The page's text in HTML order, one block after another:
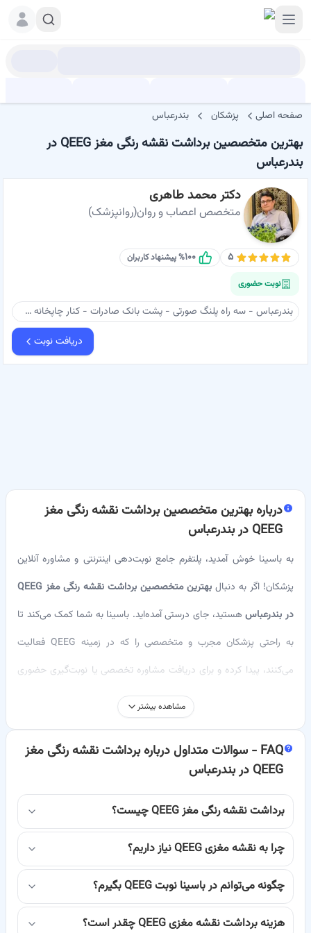
صفحه اصلی پزشکان بندرعباس
بهترین متخصصین برداشت نقشه رنگی مغز QEEG در
بندرعباس
دکتر محمد طاهری
متخصص اعصاب و روان(روانپزشک)
۵ ۱۰۰% پیشنهاد کاربران
نوبت حضوری
بندرعباس - سه راه پلنگ صورتی - پشت بانک صادرات - کنار چاپخانه سپاهان - مطب دکتر محمد طاهری
دریافت نوبت
دربارهبهترین متخصصین برداشت نقشه رنگی مغز
QEEG در بندرعباس
به باسینا خوش آمدید، پلتفرم جامع نوبت‌دهی اینترنتی و مشاوره آنلاین
پزشکان! اگر به دنبال
بهترین متخصصین برداشت نقشه رنگی مغز QEEG
در بندرعباسهستید، جای درستی آمده‌اید. باسینا به شما کمک می‌کند تا
به راحتی پزشکان مجرب و متخصصی را که در زمینه QEEG فعالیت
می‌کنند، پیدا کرده و برای دریافت مشاوره تخصصی یا نوبت‌گیری حضوری
اقدام نمایید. برداشت نقشه رنگی مغز QEEG یک روش پیشرفته تشخیصی
است که اطلاعات ارزشمندی در مورد فعالیت‌های الکتریکی مغز فراهم
می‌کند و به تشخیص و درمان بسیاری از اختلالات عصبی و روانپزشکی
کمک شایانی می‌نماید.
در این صفحه، ما به طور کامل به معرفی این خدمت مهم تشخیصی، نحوه
عملکرد آن، کاربردهای آن و چگونگی دسترسی به
بهترین پزشکان QEEG در
بندرعباساز طریق سامانهباسیناخواهیم پرداخت. هدف ما ارائه اطلاعاتی
دقیق و کاربردی است تا شما بتوانید آگاهانه‌ترین تصمیم را برای سلامت
خود و عزیزانتان بگیرید.
مشاهده بیشتر
FAQ -
سوالات متداول درباره برداشت نقشه رنگی مغز
QEEG در بندرعباس
برداشت نقشه رنگی مغز QEEG چیست؟
چرا به نقشه مغزی QEEG نیاز داریم؟
چگونه می‌توانم در باسینا نوبت QEEG بگیرم؟
هزینه برداشت نقشه مغزی QEEG چقدر است؟